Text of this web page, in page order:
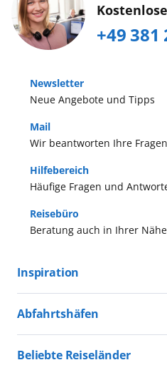
+49 381
Neue Angebote und Tipps
Newsletter
Häufige Fragen und
Hilfebereich
Wir beantworten Ihre Fragen
Mail
Beratung auch in Ihrer Nähe
Reisebüro
Inspiration
Aktivurlaub mit AIDA
Kultururlaub mit AIDA
Abfahrtshäfen
Kreuzfahrten ab Hamburg
Beliebte Reiseländer